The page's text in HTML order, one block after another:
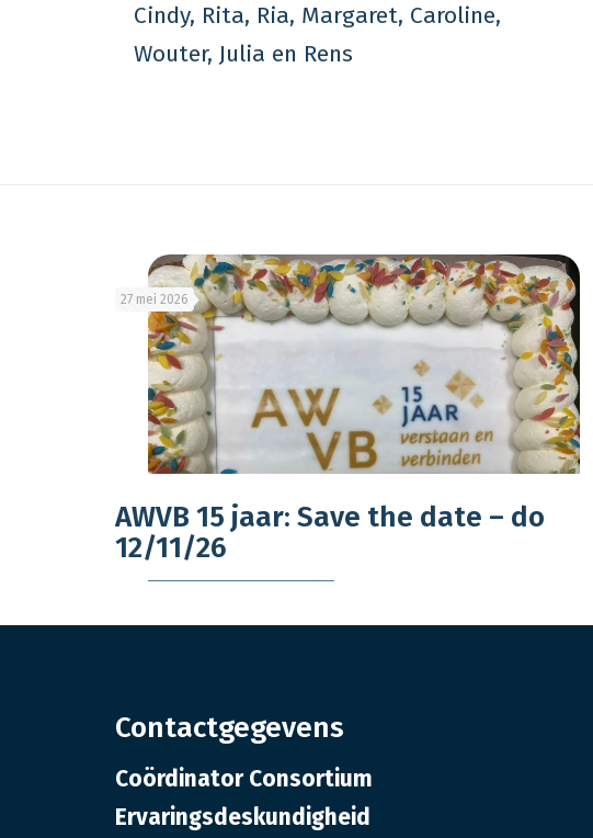
Cindy, Rita, Ria, Margaret, Caroline,
Wouter, Julia en Rens
27 mei 2026
AWVB 15 jaar: Save the date – do
12/11/26
Contactgegevens
Coördinator Consortium
Ervaringsdeskundigheid